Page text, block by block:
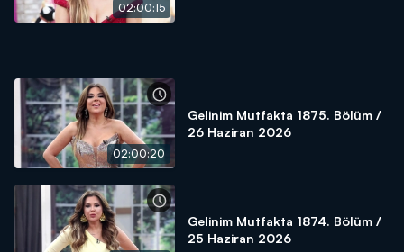
02:00:15
02:00:20
Gelinim Mutfakta 1875. Bölüm /
26 Haziran 2026
Gelinim Mutfakta 1874. Bölüm /
25 Haziran 2026